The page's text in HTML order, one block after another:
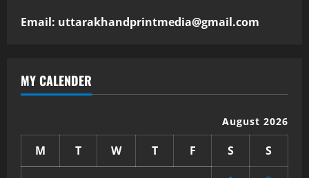
Email: uttarakhandprintmedia@gmail.com
MY CALENDER
August 2026
M T W T F S
S